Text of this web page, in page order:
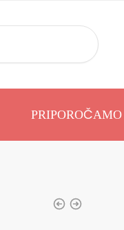
PRIPOROČAMO